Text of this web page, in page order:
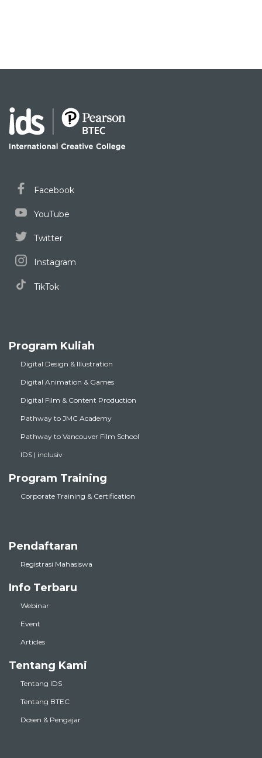
Facebook
YouTube
Twitter
Instagram
TikTok
Program Kuliah
Digital Design & Illustration
Digital Animation & Games
Digital Film & Content Production
Pathway to JMC Academy
Pathway to Vancouver Film School
IDS | inclusiv
Program Training
Corporate Training & Certification
Pendaftaran
Registrasi Mahasiswa
Info Terbaru
Webinar
Event
Articles
Tentang Kami
Tentang IDS
Tentang BTEC
Dosen & Pengajar